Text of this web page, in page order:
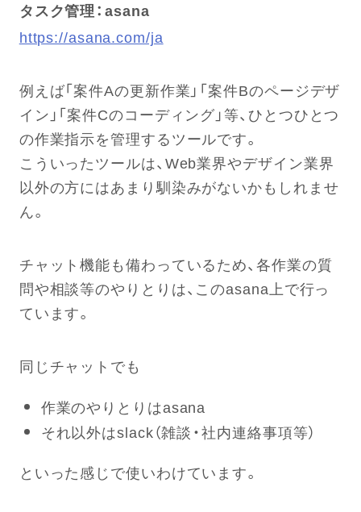
タスク管理：asana
https://asana.com/ja
例えば「案件Aの更新作業」「案件Bのページデザ
イン」「案件Cのコーディング」等、ひとつひとつ
の作業指示を管理するツールです。
こういったツールは、Web業界やデザイン業界
以外の方にはあまり馴染みがないかもしれませ
ん。
チャット機能も備わっているため、各作業の質
問や相談等のやりとりは、このasana上で行っ
ています。
同じチャットでも
作業のやりとりはasana
それ以外はslack（雑談・社内連絡事項等）
といった感じで使いわけています。